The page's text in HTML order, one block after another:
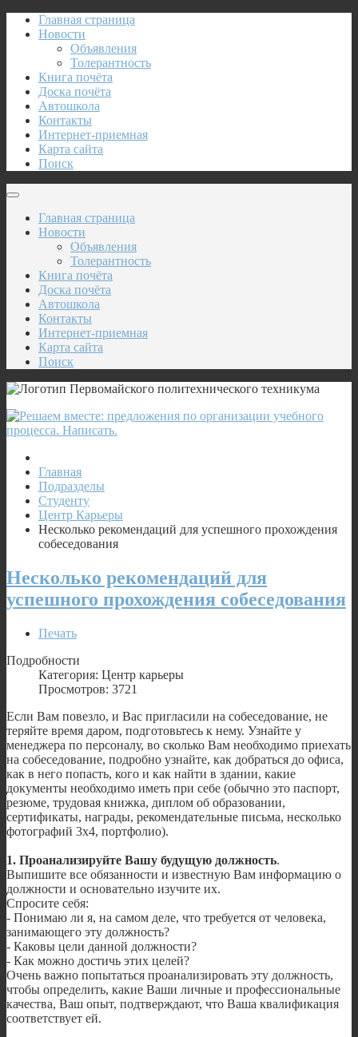
Главная страница
Новости
Объявления
Толерантность
Книга почёта
Доска почёта
Автошкола
Контакты
Интернет-приемная
Карта сайта
Поиск
Главная страница
Новости
Объявления
Толерантность
Книга почёта
Доска почёта
Автошкола
Контакты
Интернет-приемная
Карта сайта
Поиск
Главная
Подразделы
Студенту
Центр Карьеры
Несколько рекомендаций для успешного прохождения
собеседования
Несколько рекомендаций для
успешного прохождения собеседования
Печать
Подробности
Категория: Центр карьеры
Просмотров: 3721
Если Вам повезло, и Вас пригласили на собеседование, не
теряйте время даром, подготовьтесь к нему. Узнайте у
менеджера по персоналу, во сколько Вам необходимо приехать
на собеседование, подробно узнайте, как добраться до офиса,
как в него попасть, кого и как найти в здании, какие
документы необходимо иметь при себе (обычно это паспорт,
резюме, трудовая книжка, диплом об образовании,
сертификаты, награды, рекомендательные письма, несколько
фотографий 3х4, портфолио).
1. Проанализируйте Вашу будущую должность.
Выпишите все обязанности и известную Вам информацию о
должности и основательно изучите их.
Спросите себя:
- Понимаю ли я, на самом деле, что требуется от человека,
занимающего эту должность?
- Каковы цели данной должности?
- Как можно достичь этих целей?
Очень важно попытаться проанализировать эту должность,
чтобы определить, какие Ваши личные и профессиональные
качества, Ваш опыт, подтверждают, что Ваша квалификация
соответствует ей.